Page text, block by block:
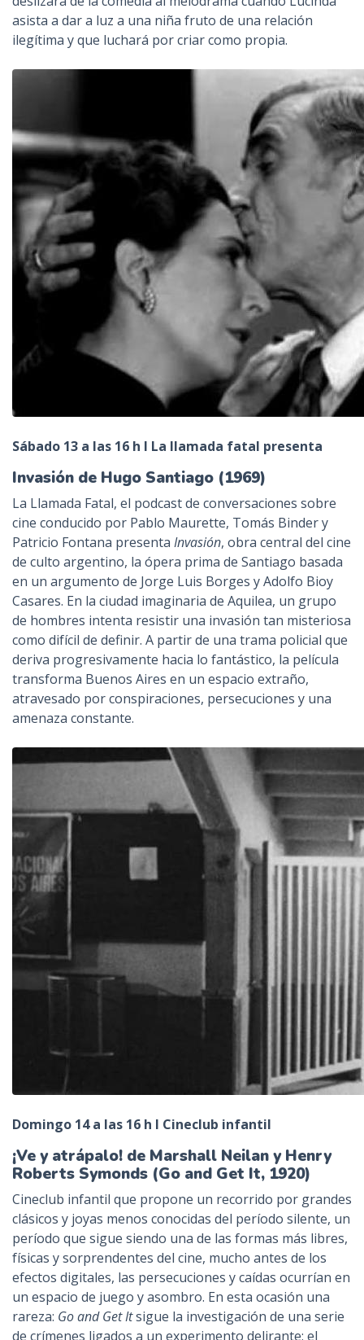
asista a dar a luz a una niña fruto de una relación
ilegítima y que luchará por criar como propia.
Sábado 13 a las 16 h I La llamada fatal presenta
Invasión de Hugo Santiago (1969)
La Llamada Fatal, el podcast de conversaciones sobre
cine conducido por Pablo Maurette, Tomás Binder y
Patricio Fontana presenta Invasión, obra central del cine
de culto argentino, la ópera prima de Santiago basada
en un argumento de Jorge Luis Borges y Adolfo Bioy
Casares. En la ciudad imaginaria de Aquilea, un grupo
de hombres intenta resistir una invasión tan misteriosa
como difícil de definir. A partir de una trama policial que
deriva progresivamente hacia lo fantástico, la película
transforma Buenos Aires en un espacio extraño,
atravesado por conspiraciones, persecuciones y una
amenaza constante.
Domingo 14 a las 16 h I Cineclub infantil
¡Ve y atrápalo! de Marshall Neilany Henry
Roberts Symonds (Go and Get It, 1920)
Cineclub infantil que propone un recorrido por grandes
clásicos y joyas menos conocidas del período silente, un
período que sigue siendo una de las formas más libres,
físicas y sorprendentes del cine, mucho antes de los
efectos digitales, las persecuciones y caídas ocurrían en
un espacio de juego y asombro. En esta ocasión una
rareza: Go and Get Itsigue la investigación de una serie
de crímenes ligados a un experimento delirante: el